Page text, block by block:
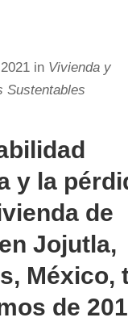
in Vivienda y
Sustentables
y la
de
Jojutla,
México,
de